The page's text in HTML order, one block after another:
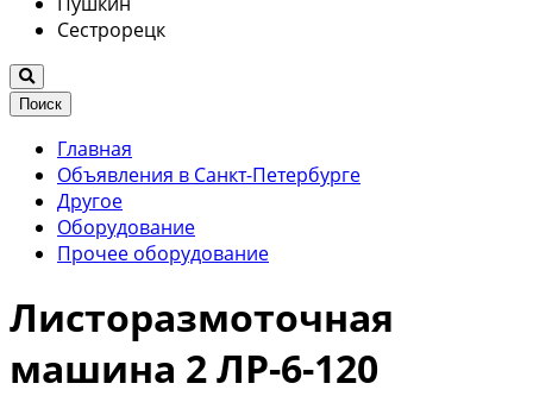
Сестрорецк
Поиск
Главная
Объявления в Санкт-Петербурге
Другое
Оборудование
Прочее оборудование
Листоразмоточная
машина 2 ЛР-6-120